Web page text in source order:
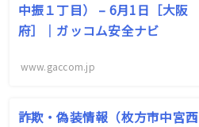
中振１丁目） – 6月1日［大阪
府］｜ガッコム安全ナビ
www.gaccom.jp
詐欺・偽装情報（枚方市中宮西